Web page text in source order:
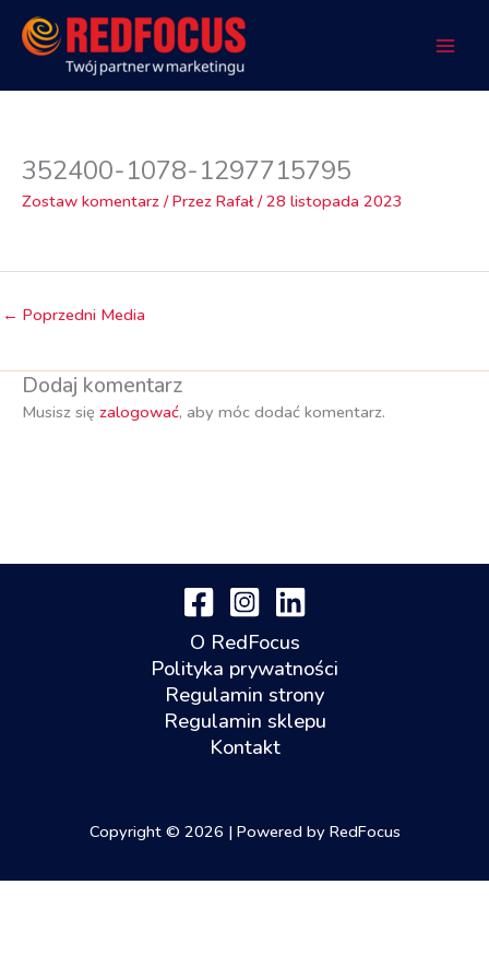
Przejdź
352400-1078-1297715795
Zostaw komentarz / Przez Rafał/28 listopada 2023
← Poprzedni Media
Dodaj komentarz
Musisz się zalogować, aby móc dodać komentarz.
O RedFocus
Polityka prywatności
Regulamin strony
Regulamin sklepu
Kontakt
Copyright © 2026 | Powered by RedFocus